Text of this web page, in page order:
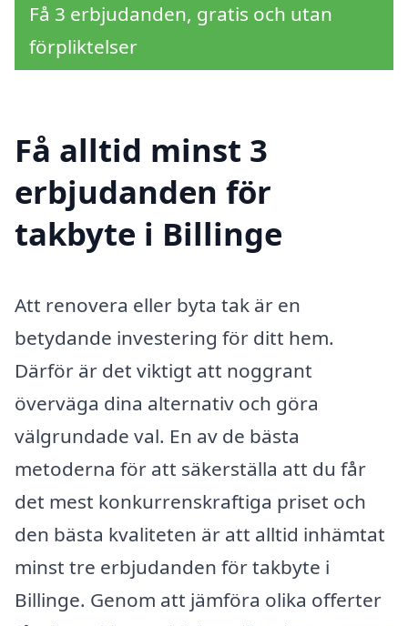
Få 3 erbjudanden, gratis och utan
förpliktelser
Få alltid minst 3
erbjudanden för
takbyte i Billinge
Att renovera eller byta tak är en
betydande investering för ditt hem.
Därför är det viktigt att noggrant
överväga dina alternativ och göra
välgrundade val. En av de bästa
metoderna för att säkerställa att du får
det mest konkurrenskraftiga priset och
den bästa kvaliteten är att alltid inhämtat
minst tre erbjudanden för takbyte i
Billinge. Genom att jämföra olika offerter